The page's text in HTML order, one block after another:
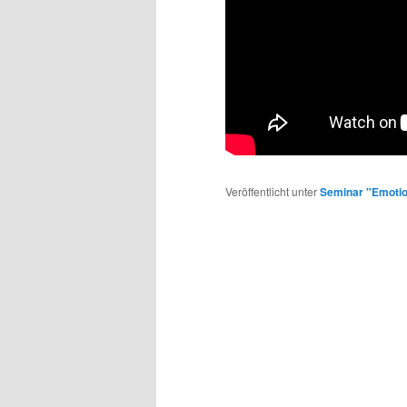
Veröffentlicht unterSeminar